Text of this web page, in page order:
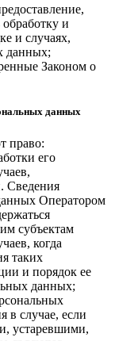
и
и случаях,
данных;
Законом о
данных
право:
его
Сведения
Оператором
субъектам
когда
таких
и порядок ее
данных;
в случае, если
устаревшими,